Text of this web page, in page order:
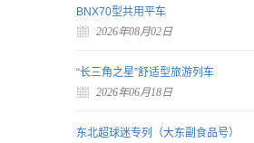
BNX70型共用平车
2026年08月02日
“长三角之星”舒适型旅游列车
2026年06月18日
东北超球迷专列（大东副食品号）